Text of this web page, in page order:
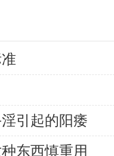
引起的阳痿
东西慎重用